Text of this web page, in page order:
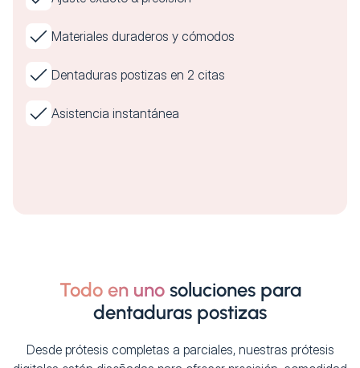
Materiales duraderos y cómodos
Dentaduras postizas en 2 citas
Asistencia instantánea
Todo en unosoluciones para
dentaduras postizas
Desde prótesis completas a parciales, nuestras prótesis